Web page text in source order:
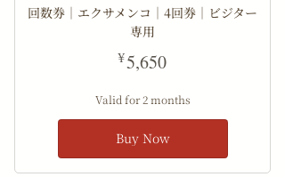
回数券｜エクサメンコ｜4回券｜ビジター
専用
¥5,650
Valid for 2 months
Buy Now